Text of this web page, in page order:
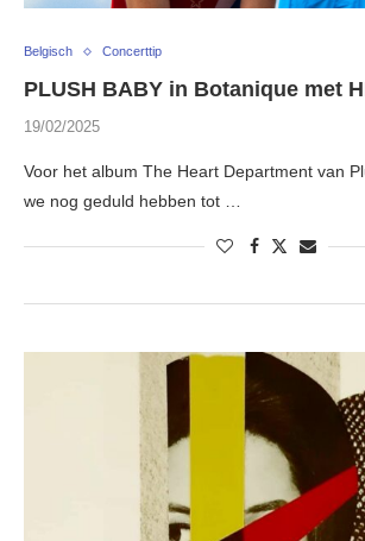
Belgisch Concerttip
PLUSH BABY in Botanique met
19/02/2025
Voor het album The Heart Department van
we nog geduld hebben tot …